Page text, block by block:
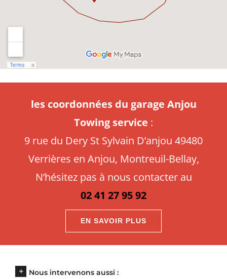
les coordonnées du garage Anjou
Towing service :
9 rue du Dery St Sylvain D’anjou 49480
Verrières en Anjou, Montreuil-Bellay,
N’hésitez pas à nous contacter au
02 41 27 95 92
EN SAVOIR PLUS
Nous intervenons aussi :